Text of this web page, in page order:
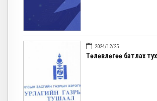
2024/12/25
Төлөвлөгөө батлах